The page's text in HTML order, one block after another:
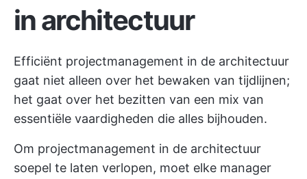
in architectuur
Efficiënt projectmanagement in de architectuur
gaat niet alleen over het bewaken van tijdlijnen;
het gaat over het bezitten van een mix van
essentiële vaardigheden die alles bijhouden.
Om projectmanagement in de architectuur
soepel te laten verlopen, moet elke manager